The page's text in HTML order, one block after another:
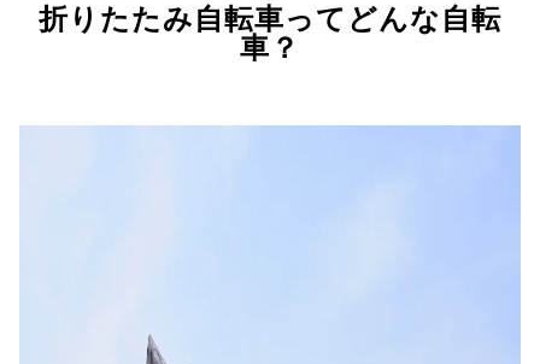
折りたたみ自転車ってどんな自転
車？